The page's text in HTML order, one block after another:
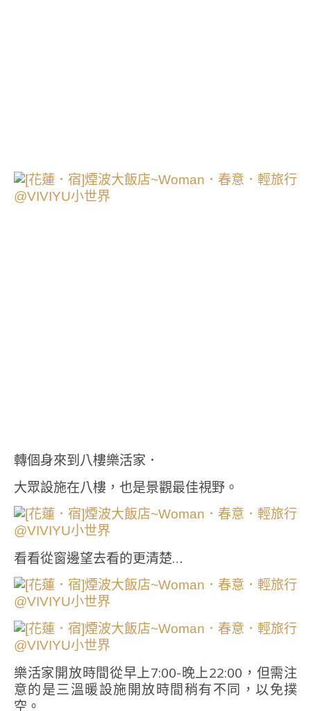
轉個身來到八樓樂活家．
大眾設施在八樓，也是景觀最佳視野。
看看從窗邊望去看的更清楚…
樂活家開放時間從早上7:00-晚上22:00，但需注
意的是三溫暖設施開放時間稍有不同，以免撲
空。